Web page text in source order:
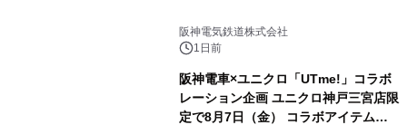
阪神電気鉄道株式会社
1日前
阪神電車×ユニクロ「UTme!」コラボ
レーション企画 ユニクロ神戸三宮店限
定で8月7日（金） コラボアイテムが